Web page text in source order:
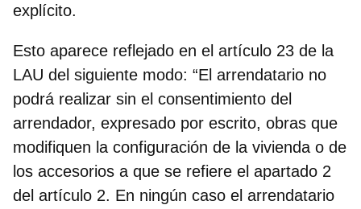
explícito.
Esto aparece reflejado en el artículo 23 de la
LAU del siguiente modo: “El arrendatario no
podrá realizar sin el consentimiento del
arrendador, expresado por escrito, obras que
modifiquen la configuración de la vivienda o de
los accesorios a que se refiere el apartado 2
del artículo 2. En ningún caso el arrendatario